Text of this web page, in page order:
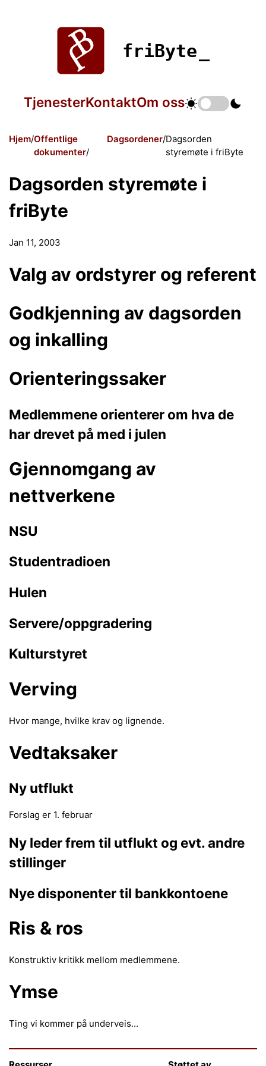
friByte
TjenesterKontaktOm oss
Hjem Offentlige
dokumenter
Dagsordener Dagsorden
styremøte i friByte
Dagsorden styremøte i
friByte
Jan 11, 2003
Valg av ordstyrer og referent
Godkjenning av dagsorden
og inkalling
Orienteringssaker
Medlemmene orienterer om hva de
har drevet på med i julen
Gjennomgang av
nettverkene
NSU
Studentradioen
Hulen
Servere/oppgradering
Kulturstyret
Verving
Hvor mange, hvilke krav og lignende.
Vedtaksaker
Ny utflukt
Forslag er 1. februar
Ny leder frem til utflukt og evt. andre
stillinger
Nye disponenter til bankkontoene
Ris & ros
Konstruktiv kritikk mellom medlemmene.
Ymse
Ting vi kommer på underveis...